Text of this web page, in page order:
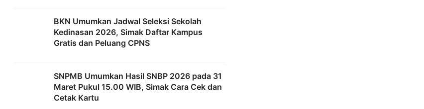
BKN Umumkan Jadwal Seleksi Sekolah
Kedinasan 2026, Simak Daftar Kampus
Gratis dan Peluang CPNS
SNPMB Umumkan Hasil SNBP 2026 pada 31
Maret Pukul 15.00 WIB, Simak Cara Cek dan
Cetak Kartu